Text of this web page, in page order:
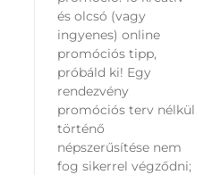
és olcsó (vagy
ingyenes) online
promóciós tipp,
próbáld ki! Egy
rendezvény
promóciós terv nélkül
történő
népszerűsítése nem
fog sikerrel végződni;